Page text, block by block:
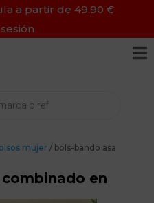
a partir de 49,90 €

mujer / bols-bando asa
en